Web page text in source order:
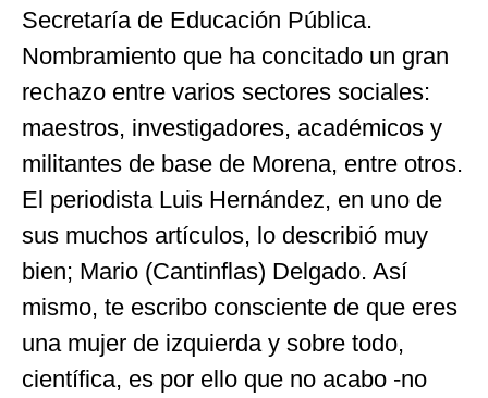
Secretaría de Educación Pública.
Nombramiento que ha concitado un gran
rechazo entre varios sectores sociales:
maestros, investigadores, académicos y
militantes de base de Morena, entre otros.
El periodista Luis Hernández, en uno de
sus muchos artículos, lo describió muy
bien; Mario (Cantinflas) Delgado. Así
mismo, te escribo consciente de que eres
una mujer de izquierda y sobre todo,
científica, es por ello que no acabo -no